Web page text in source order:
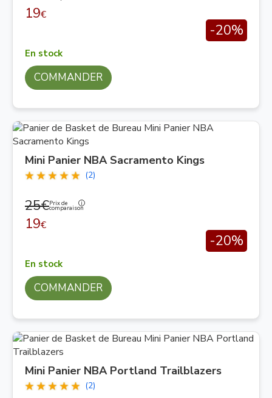
19€
-20%
En stock
COMMANDER
Mini Panier NBA Sacramento Kings
(2)
25€Prix de
comparaison
19€
-20%
En stock
COMMANDER
Mini Panier NBA Portland Trailblazers
(2)